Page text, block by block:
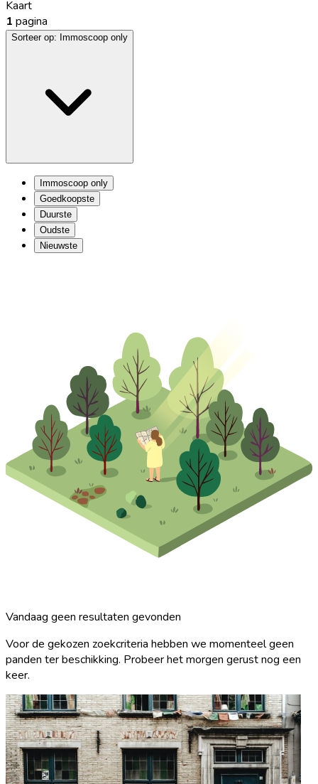
Kaart
1 pagina
Sorteer op: Immoscoop only
Immoscoop only
Goedkoopste
Duurste
Oudste
Nieuwste
Vandaag geen resultaten gevonden
Voor de gekozen zoekcriteria hebben we momenteel geen
panden ter beschikking. Probeer het morgen gerust nog een
keer.